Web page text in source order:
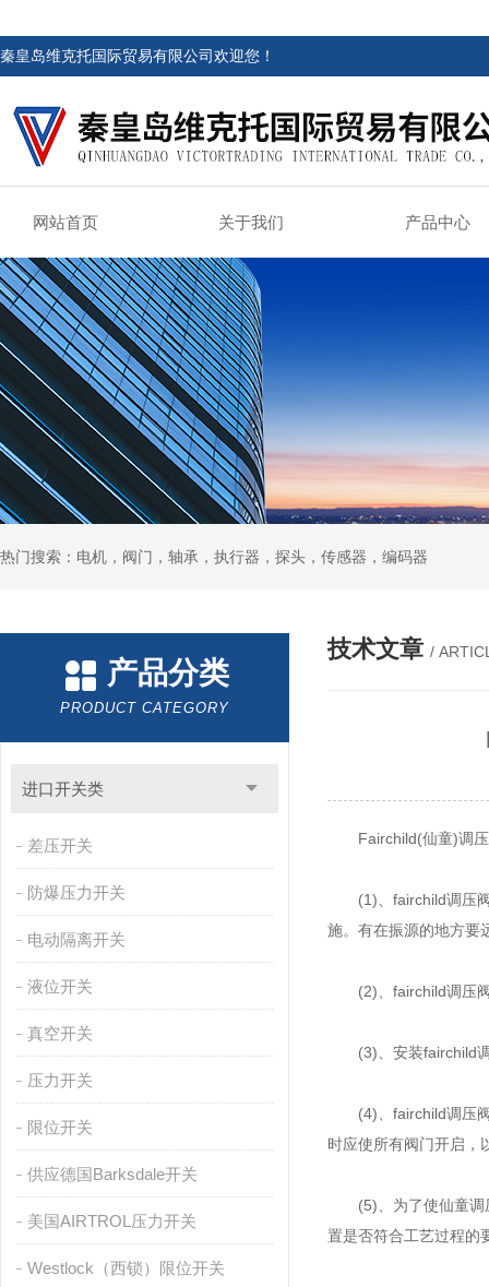
秦皇岛维克托国际贸易有限公司欢迎您！
网站首页 关于我们 产品中心
热门搜索：电机，阀门，轴承，执行器，探头，传感器，编码器
产品分类
PRODUCT CATEGORY
进口开关类
差压开关
防爆压力开关
电动隔离开关
液位开关
真空开关
压力开关
限位开关
供应德国Barksdale开关
美国AIRTROL压力开关
Westlock（西锁）限位开关
技术文章 /
Fairchild(仙童)调压
(1)、fairchild调压阀
施。有在振源的地方要
(2)、fairchild调压阀
(3)、安装fairchild调
(4)、fairchild调压阀
时应使所有阀门开启，
(5)、为了使仙童调压
置是否符合工艺过程的